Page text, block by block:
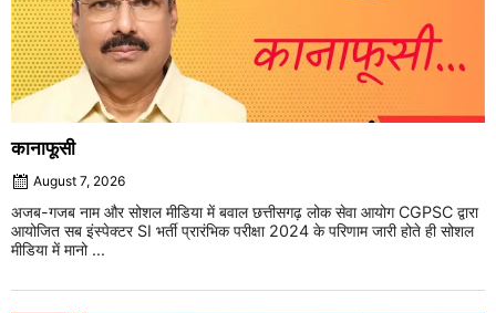
कानाफूसी
August 7, 2026
अजब-गजब नाम और सोशल मीडिया में बवाल छत्तीसगढ़ लोक सेवा आयोग CGPSC द्वारा
आयोजित सब इंस्पेक्टर SI भर्ती प्रारंभिक परीक्षा 2024 के परिणाम जारी होते ही सोशल
मीडिया में मानो ...